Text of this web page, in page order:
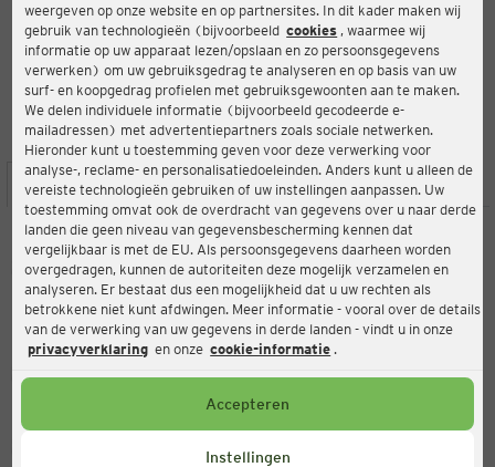
weergeven op onze website en op partnersites. In dit kader maken wij
gebruik van technologieën (bijvoorbeeld cookies , waarmee wij
informatie op uw apparaat lezen/opslaan en zo persoonsgegevens
verwerken) om uw gebruiksgedrag te analyseren en op basis van uw
surf- en koopgedrag profielen met gebruiksgewoonten aan te maken.
We delen individuele informatie (bijvoorbeeld gecodeerde e-
mailadressen) met advertentiepartners zoals sociale netwerken.
Hieronder kunt u toestemming geven voor deze verwerking voor
analyse-, reclame- en personalisatiedoeleinden. Anders kunt u alleen de
vereiste technologieën gebruiken of uw instellingen aanpassen. Uw
toestemming omvat ook de overdracht van gegevens over u naar derde
landen die geen niveau van gegevensbescherming kennen dat
vergelijkbaar is met de EU. Als persoonsgegevens daarheen worden
overgedragen, kunnen de autoriteiten deze mogelijk verzamelen en
analyseren. Er bestaat dus een mogelijkheid dat u uw rechten als
betrokkene niet kunt afdwingen. Meer informatie - vooral over de details
van de verwerking van uw gegevens in derde landen - vindt u in onze
privacyverklaring en onze cookie-informatie .
Accepteren
Instellingen
ERNSTING'S FAMILY-WINKEL
Odenwaldring 70
63069 Offenbach am Main
3,9
Beoordeling:
LOCATIE SERVICES ASSORTIMENT ACTIES
Ernsting's family
Odenwaldring 70, 63069 Offenbach am Main
Gesloten
Servicenummer